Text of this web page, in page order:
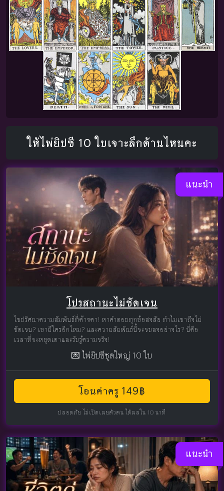
ให้ไพ่ยิปซี 10 ใบเจาะลึกด้านไหนคะ
แนะนำ
โปรสถานะไม่ชัดเจน
ไขปริศนาความสัมพันธ์ที่ค้างคา! หาคำตอบทุกข้อสงสัย ทำไมเขาถึงไม่
ชัดเจน? เขามีใครอีกไหม? และความสัมพันธ์นี้จะจบลงอย่างไร? นี่คือ
เวลาที่จะหยุดเดาและรับรู้ความจริง!
💌 ไพ่ยิปซีชุดใหญ่ 10 ใบ
โอนค่าครู 149฿
ปลอดภัย ไม่เปิดเผยตัวตน ได้ผลใน 10 นาที
แนะนำ